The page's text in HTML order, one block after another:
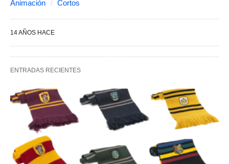
Animación Cortos
14 AÑOS HACE
ENTRADAS RECIENTES